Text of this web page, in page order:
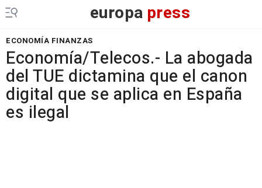
europa press
ECONOMÍA FINANZAS
Economía/Telecos.- La abogada
del TUE dictamina que el canon
digital que se aplica en España
es ilegal